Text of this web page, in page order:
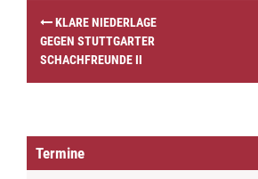
n
g
KLARE NIEDERLAGE
GEGEN STUTTGARTER
SCHACHFREUNDE II
Termine